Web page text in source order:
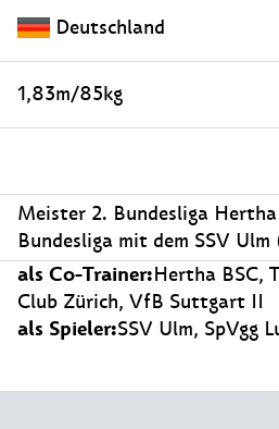
Deutschland
1,83m/85kg
Meister 2. Bundesliga
Bundesliga mit dem SSV Ulm
als Co-Trainer:Hertha BSC,
Club Zürich, VfB Suttgart II
als Spieler:SSV Ulm, SpVgg